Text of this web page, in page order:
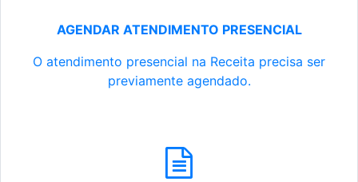
AGENDAR ATENDIMENTO PRESENCIAL
O atendimento presencial na Receita precisa ser
previamente agendado.